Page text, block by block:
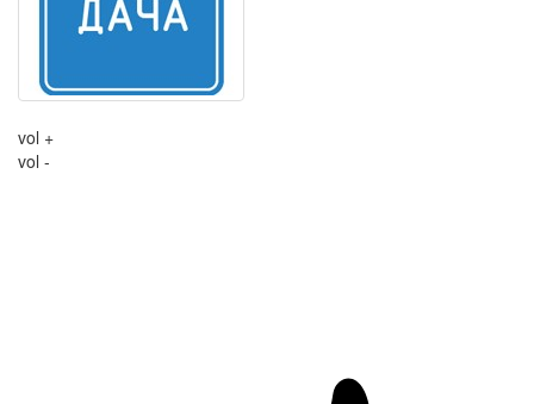
vol +
vol -